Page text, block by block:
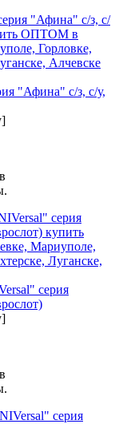
"Афина" с/з, с/у,
серия